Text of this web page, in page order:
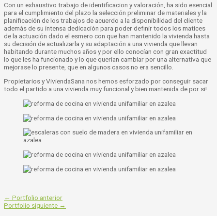
Con un exhaustivo trabajo de identificacion y valoración, ha sido esencial
para el cumplimiento del plazo la selección preliminar de materiales y la
planificación de los trabajos de acuerdo a la disponibilidad del cliente
además de su intensa dedicación para poder definir todos los matices
de la actuación dado el esmero con que han mantenido la vivienda hasta
su decisión de actualizarla y su adaptación a una vivienda que llevan
habitando durante muchos años y por ello conocían con gran exactitud
lo que les ha funcionado y lo que querían cambiar por una alternativa que
mejorase lo presente, que en algunos casos no era sencillo.
Propietarios y ViviendaSana nos hemos esforzado por conseguir sacar
todo el partido a una vivienda muy funcional y bien mantenida de por si!
← Portfolio anterior
Portfolio siguiente →